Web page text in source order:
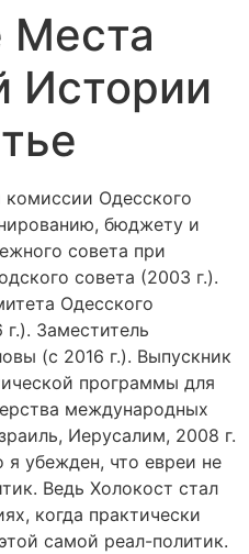
Места
Истории
комиссии Одесского
бюджету и
совета при
совета (2003 г.).
Одесского
Заместитель
(с 2016 г.). Выпускник
программы для
международных
Иерусалим, 2008 г.
убежден, что евреи не
Ведь Холокост стал
когда практически
самой реал-политик.